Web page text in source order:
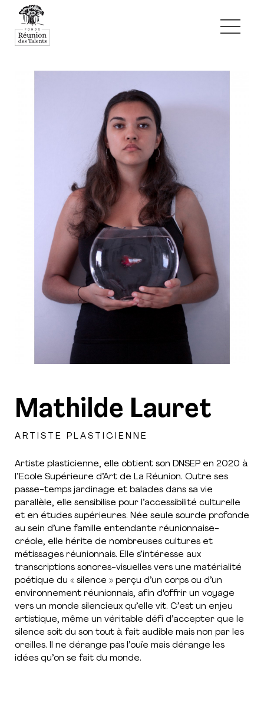
Mathilde Lauret
ARTISTE PLASTICIENNE
Artiste plasticienne, elle obtient son DNSEP en 2020 à
l’Ecole Supérieure d’Art de La Réunion. Outre ses
passe-temps jardinage et balades dans sa vie
parallèle, elle sensibilise pour l’accessibilité culturelle
et en études supérieures. Née seule sourde profonde
au sein d’une famille entendante réunionnaise-
créole, elle hérite de nombreuses cultures et
métissages réunionnais. Elle s’intéresse aux
transcriptions sonores-visuelles vers une matérialité
poétique du « silence » perçu d’un corps ou d’un
environnement réunionnais, afin d'offrir un voyage
vers un monde silencieux qu’elle vit. C’est un enjeu
artistique, même un véritable défi d’accepter que le
silence soit du son tout à fait audible mais non par les
oreilles. Il ne dérange pas l’ouïe mais dérange les
idées qu’on se fait du monde.